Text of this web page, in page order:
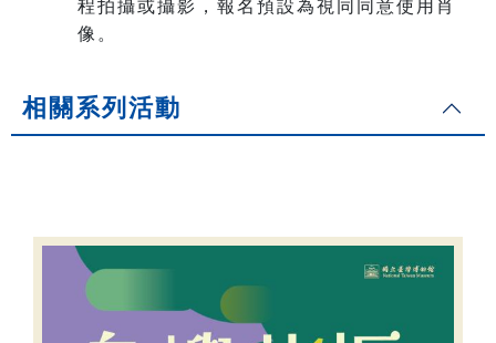
程拍攝或攝影，報名預設為視同同意使用肖
像。
相關系列活動